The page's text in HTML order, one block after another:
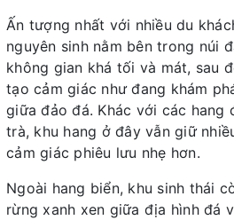
Ấn tượng nhất với nhiều du
nguyên sinh nằm bên trong núi
không gian khá tối và mát, sau
tạo cảm giác như đang khám
giữa đảo đá. Khác với các hang
trà, khu hang ở đây vẫn giữ
cảm giác phiêu lưu nhẹ hơn.
Ngoài hang biển, khu sinh thái
rừng xanh xen giữa địa hình đá